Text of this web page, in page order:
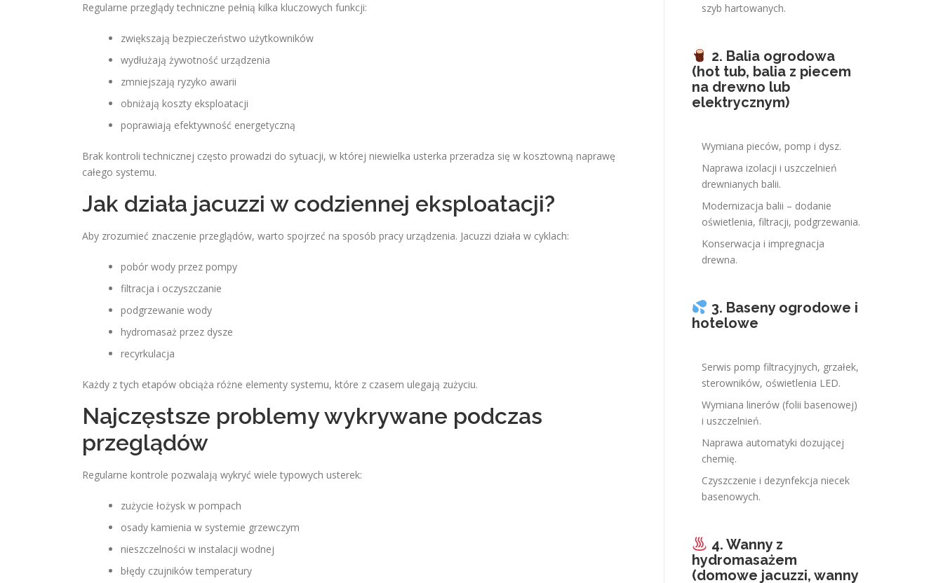
Regularne przeglądy techniczne pełnią kilka kluczowych funkcji:
zwiększają bezpieczeństwo użytkowników
wydłużają żywotność urządzenia
zmniejszają ryzyko awarii
obniżają koszty eksploatacji
poprawiają efektywność energetyczną
Brak kontroli technicznej często prowadzi do sytuacji, w której niewielka usterka przeradza się w kosztowną naprawę
całego systemu.
Jak działa jacuzzi w codziennej eksploatacji?
Aby zrozumieć znaczenie przeglądów, warto spojrzeć na sposób pracy urządzenia. Jacuzzi działa w cyklach:
pobór wody przez pompy
filtracja i oczyszczanie
podgrzewanie wody
hydromasaż przez dysze
recyrkulacja
Każdy z tych etapów obciąża różne elementy systemu, które z czasem ulegają zużyciu.
Najczęstsze problemy wykrywane podczas
przeglądów
Regularne kontrole pozwalają wykryć wiele typowych usterek:
zużycie łożysk w pompach
osady kamienia w systemie grzewczym
nieszczelności w instalacji wodnej
błędy czujników temperatury
szyb hartowanych.
2. Balia ogrodowa
(hot tub, balia z piecem
na drewno lub
elektrycznym)
Wymiana pieców, pomp i dysz.
Naprawa izolacji i uszczelnień
drewnianych balii.
Modernizacja balii – dodanie
oświetlenia, filtracji, podgrzewania.
Konserwacja i impregnacja
drewna.
3. Baseny ogrodowe i
hotelowe
Serwis pomp filtracyjnych, grzałek,
sterowników, oświetlenia LED.
Wymiana linerów (folii basenowej)
i uszczelnień.
Naprawa automatyki dozującej
chemię.
Czyszczenie i dezynfekcja niecek
basenowych.
4. Wanny z
hydromasażem
(domowe jacuzzi, wanny